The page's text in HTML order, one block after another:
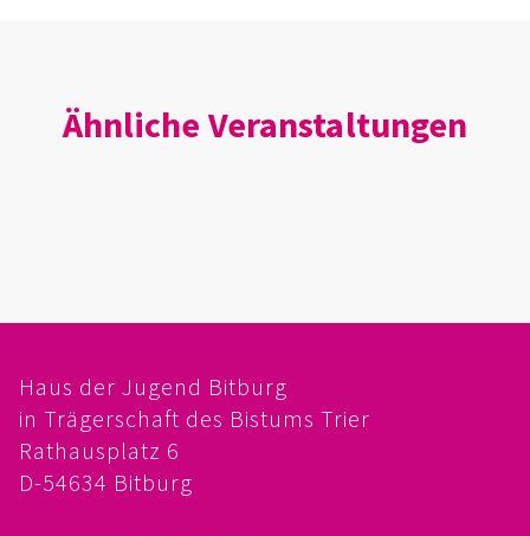
TEAM
FÖRDERVEREIN
PRAKTIKUM, FSJ
KONZEPTION
Ähnliche Veranstaltungen
Haus der Jugend Bitburg
in Trägerschaft des Bistums Trier
Rathausplatz 6
D-54634 Bitburg